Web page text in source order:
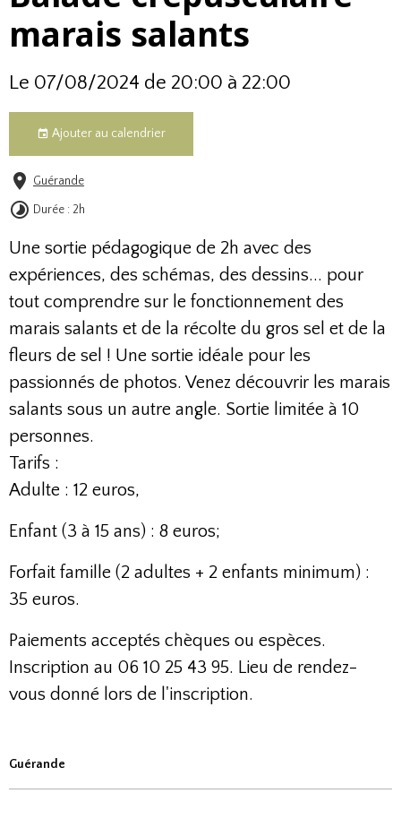
marais salants
Le 07/08/2024 de 20:00 à 22:00
Ajouter au calendrier
Guérande
Durée : 2h
Une sortie pédagogique de 2h avec des
expériences, des schémas, des dessins... pour
tout comprendre sur le fonctionnement des
marais salants et de la récolte du gros sel et de la
fleurs de sel ! Une sortie idéale pour les
passionnés de photos. Venez découvrir les marais
salants sous un autre angle. Sortie limitée à 10
personnes.
Tarifs :
Adulte : 12 euros,
Enfant (3 à 15 ans) : 8 euros;
Forfait famille (2 adultes + 2 enfants minimum) :
35 euros.
Paiements acceptés chèques ou espèces.
Inscription au 06 10 25 43 95. Lieu de rendez-
vous donné lors de l'inscription.
Guérande